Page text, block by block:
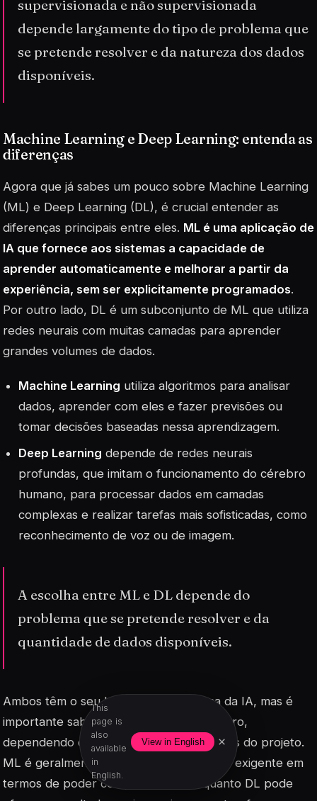
This
page is
also
available
in
English.
View in English ×
supervisionada e não supervisionada
depende largamente do tipo de problema que
se pretende resolver e da natureza dos dados
disponíveis.
Machine Learning e Deep Learning: entenda as
diferenças
Agora que já sabes um pouco sobre Machine Learning
(ML) e Deep Learning (DL), é crucial entender as
diferenças principais entre eles. ML é uma aplicação de
IA que fornece aos sistemas a capacidade de
aprender automaticamente e melhorar a partir da
experiência, sem ser explicitamente programados.
Por outro lado, DL é um subconjunto de ML que utiliza
redes neurais com muitas camadas para aprender
grandes volumes de dados.
Machine Learning utiliza algoritmos para analisar
dados, aprender com eles e fazer previsões ou
tomar decisões baseadas nessa aprendizagem.
Deep Learning depende de redes neurais
profundas, que imitam o funcionamento do cérebro
humano, para processar dados em camadas
complexas e realizar tarefas mais sofisticadas, como
reconhecimento de voz ou de imagem.
A escolha entre ML e DL depende do
problema que se pretende resolver e da
quantidade de dados disponíveis.
Ambos têm o seu lugar no ecossistema da IA, mas é
importante saber quando usar um ou outro,
dependendo das necessidades específicas do projeto.
ML é geralmente mais acessível e menos exigente em
termos de poder computacional, enquanto DL pode